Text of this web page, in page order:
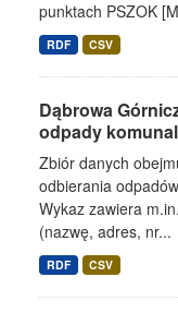
punktach PSZOK
RDF CSV
Dąbrowa
odpady
Zbiór danych
odbierania
Wykaz zawiera
(nazwę, adres, nr...
RDF CSV